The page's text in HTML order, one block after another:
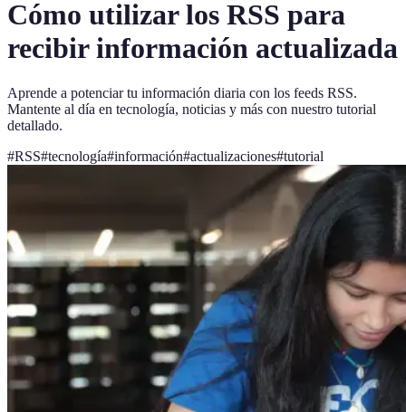
Cómo utilizar los RSS para
recibir información actualizada
Aprende a potenciar tu información diaria con los feeds RSS.
Mantente al día en tecnología, noticias y más con nuestro tutorial
detallado.
#RSS#tecnología#información#actualizaciones#tutorial